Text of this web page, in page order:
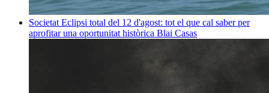
Societat Eclipsi total del 12 d'agost: tot el que cal saber per
aprofitar una oportunitat històrica Blai Casas